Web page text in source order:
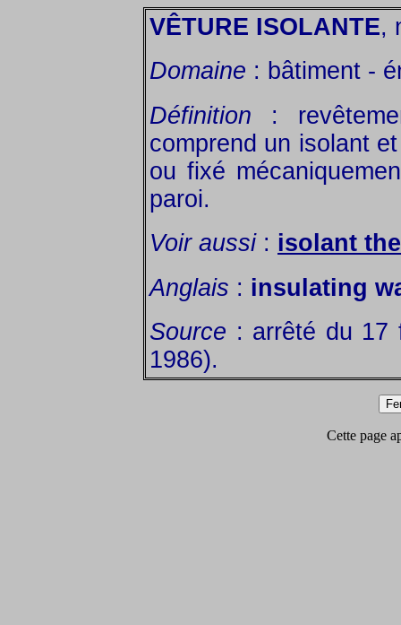
VÊTURE ISOLANTE,
Domaine : bâtiment -
Définition :
comprend un isolant
ou fixé
paroi.
Voir aussi: isolant
Anglais : insulating
Source : arrêté du 17
1986).
Cette page